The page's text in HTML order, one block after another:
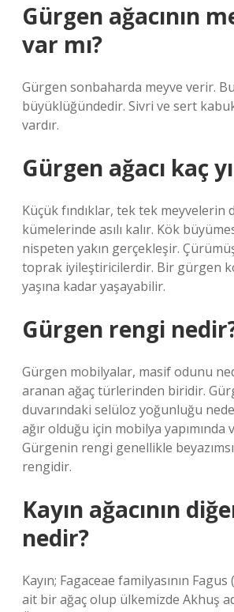
Gürgen ağacının
var mı?
Gürgen sonbaharda meyve verir.
büyüklüğündedir. Sivri ve sert
vardır.
Gürgen ağacı kaç
Küçük fındıklar, tek tek meyvelerin
kümelerinde asılı kalır. Kök
nispeten yakın gerçekleşir.
toprak iyileştiricilerdir. Bir gürgen
yaşına kadar yaşayabilir.
Gürgen rengi
Gürgen mobilyalar, masif odunu
aranan ağaç türlerinden biridir.
duvarındaki selüloz yoğunluğu
ağır olduğu için mobilya yapımında
Gürgenin rengi genellikle
rengidir.
Kayın ağacının
nedir?
Kayın; Fagaceae familyasının Fagus
ait bir ağaç olup ülkemizde Akhuş